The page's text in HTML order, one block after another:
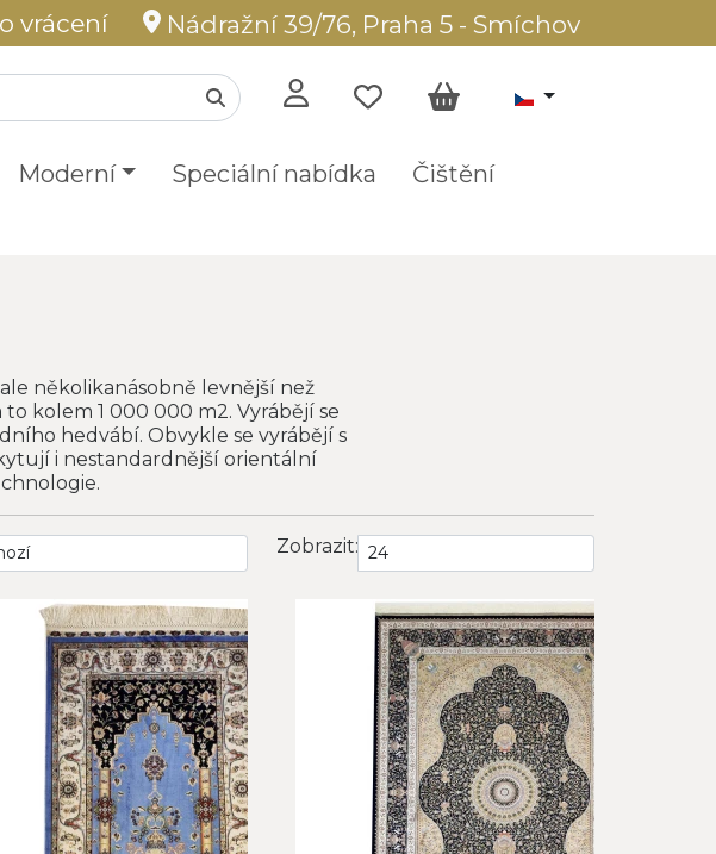
vrácení Nádražní 39/76, Praha 5 - Smíchov
Moderní Speciální nabídka
Čištění
několikanásobně levnější než
kolem 1 000 000 m2. Vyrábějí se
hedvábí. Obvykle se vyrábějí s
i nestandardnější orientální
Zobrazit: